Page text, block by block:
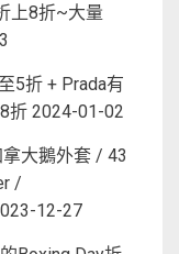
上8折~大量
5折 + Prada有
折 2024-01-02
大鵝外套 / 43
/
12-27